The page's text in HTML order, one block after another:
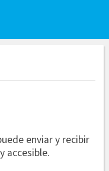
enviar y recibir
accesible.